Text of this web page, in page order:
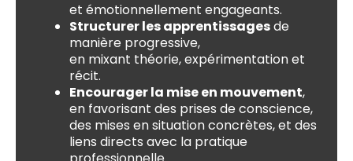
et émotionnellement engageants.
Structurer les apprentissagesde
manière progressive,
en mixant théorie, expérimentation et
récit.
Encourager la mise en mouvement,
en favorisant des prises de conscience,
des mises en situation concrètes, et des
liens directs avec la pratique